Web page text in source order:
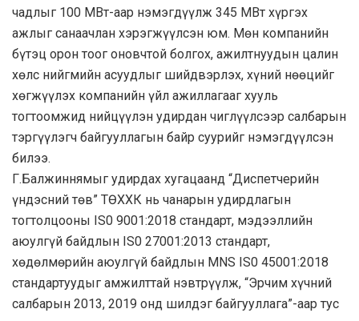
чадлыг 100 МВт-аар нэмэгдүүлж 345 МВт хүргэх
ажлыг санаачлан хэрэгжүүлсэн юм. Мөн компанийн
бүтэц орон тоог оновчтой болгох, ажилтнуудын цалин
хөлс нийгмийн асуудлыг шийдвэрлэх, хүний нөөцийг
хөгжүүлэх компанийн үйл ажиллагааг хууль
тогтоомжид нийцүүлэн удирдан чиглүүлсээр салбарын
тэргүүлэгч байгууллагын байр суурийг нэмэгдүүлсэн
билээ.
Г.Балжиннямыг удирдах хугацаанд “Диспетчерийн
үндэсний төв” ТӨХХК нь чанарын удирдлагын
тогтолцооны IS0 9001:2018 стандарт, мэдээллийн
аюулгүй байдлын ІS0 27001:2013 стандарт,
хөдөлмөрийн аюулгүй байдлын MNS IS0 45001:2018
стандартуудыг амжилттай нэвтрүүлж, “Эрчим хүчний
салбарын 2013, 2019 онд шилдэг байгууллага”-аар тус